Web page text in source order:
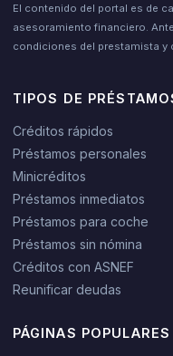
El contenido del portal es de
asesoramiento financiero.
condiciones del prestamista y
TIPOS DE
Créditos rápidos
Préstamos personales
Minicréditos
Préstamos inmediatos
Préstamos para coche
Préstamos sin nómina
Créditos con ASNEF
Reunificar deudas
PÁGINAS POPULARES